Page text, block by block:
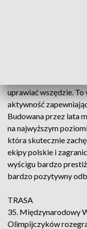
uprawiać wszędzie.
aktywność
Budowana przez lata
na najwyższym
która skutecznie
ekipy polskie i
wyścigu bardzo
bardzo pozytywny
TRASA
35. Międzynarodowy
Olimpijczyków